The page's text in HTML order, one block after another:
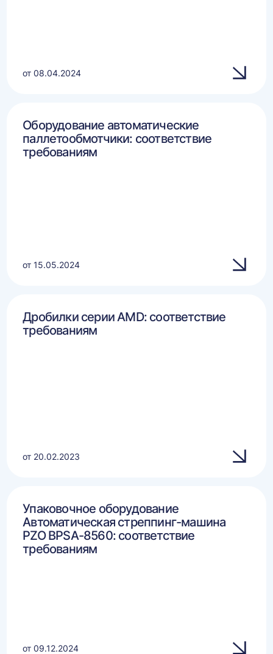
от 08.04.2024
Оборудование автоматические
паллетообмотчики: соответствие
требованиям
от 15.05.2024
Дробилки серии AMD: соответствие
требованиям
от 20.02.2023
Упаковочное оборудование
Автоматическая стреппинг-машина
PZO BPSA-8560: соответствие
требованиям
от 09.12.2024